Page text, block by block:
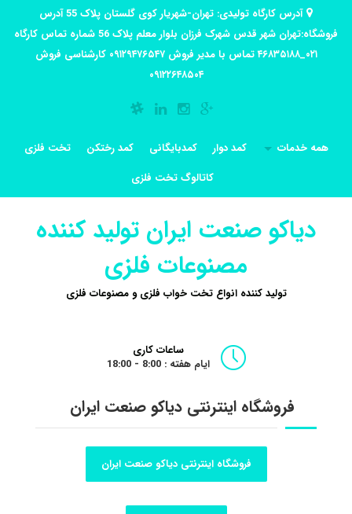
آدرس کارگاه تولیدی: تهران-شهریار کوی گلستان پلاک 55 آدرس
فروشگاه:تهران شهر قدس شهرک فرزان بلوار معلم پلاک 56 شماره تماس کارگاه
۰۲۱_۴۶۸۳۵۱۸۸ تماس با مدیر فروش ۰۹۱۲۹۴۷۶۵۴۷ کارشناسی فروش
۰۹۱۲۲۶۴۸۵۰۴
همه خدمات کمد دوار کمدبایگانی کمد رختکن
تخت فلزی
کاتالوگ تخت فلزی
دیاکو صنعت ایران تولید کننده
مصنوعات فلزی
تولید کننده انواع تخت خواب فلزی و مصنوعات فلزی
ساعات کاری
ایام هفته : 8:00 - 18:00
فروشگاه اینترنتی دیاکو صنعت ایران
فروشگاه اینترنتی دیاکو صنعت ایران